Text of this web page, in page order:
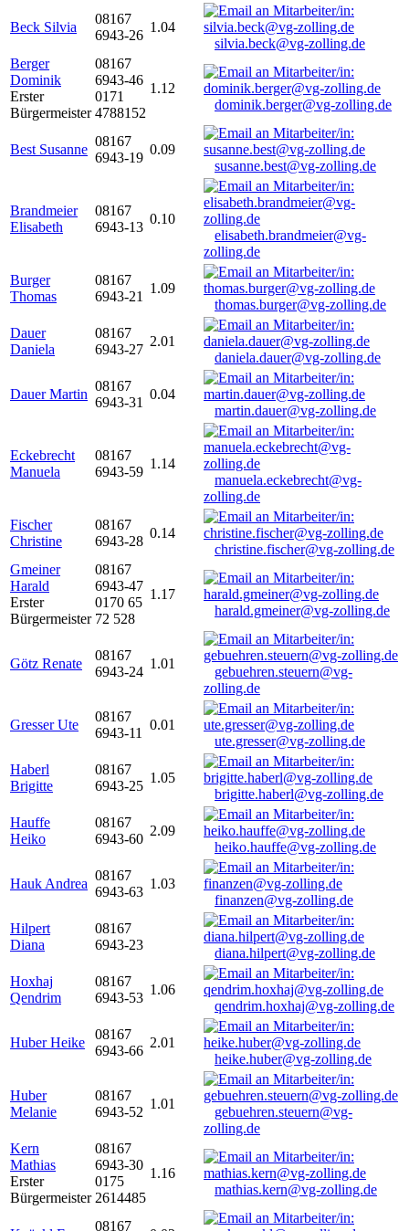
Beck Silvia
08167
6943-26
1.04
silvia.beck@vg-zolling.de
Berger
Dominik
Erster
Bürgermeister
08167
6943-46
0171
4788152
1.12
dominik.berger@vg-zolling.de
Best Susanne
08167
6943-19
0.09
susanne.best@vg-zolling.de
Brandmeier
Elisabeth
08167
6943-13
0.10
elisabeth.brandmeier@vg-
zolling.de
Burger
Thomas
08167
6943-21
1.09
thomas.burger@vg-zolling.de
Dauer
Daniela
08167
6943-27
2.01
daniela.dauer@vg-zolling.de
Dauer Martin
08167
6943-31
0.04
martin.dauer@vg-zolling.de
Eckebrecht
Manuela
08167
6943-59
1.14
manuela.eckebrecht@vg-
zolling.de
Fischer
Christine
08167
6943-28
0.14
christine.fischer@vg-zolling.de
Gmeiner
Harald
Erster
Bürgermeister
08167
6943-47
0170 65
72 528
1.17
harald.gmeiner@vg-zolling.de
Götz Renate
08167
6943-24
1.01
gebuehren.steuern@vg-
zolling.de
Gresser Ute
08167
6943-11
0.01
ute.gresser@vg-zolling.de
Haberl
Brigitte
08167
6943-25
1.05
brigitte.haberl@vg-zolling.de
Hauffe
Heiko
08167
6943-60
2.09
heiko.hauffe@vg-zolling.de
Hauk Andrea
08167
6943-63
1.03
finanzen@vg-zolling.de
Hilpert
Diana
08167
6943-23
diana.hilpert@vg-zolling.de
Hoxhaj
Qendrim
08167
6943-53
1.06
qendrim.hoxhaj@vg-zolling.de
Huber Heike
08167
6943-66
2.01
heike.huber@vg-zolling.de
Huber
Melanie
08167
6943-52
1.01
gebuehren.steuern@vg-
zolling.de
Kern
Mathias
Erster
Bürgermeister
08167
6943-30
0175
2614485
1.16
mathias.kern@vg-zolling.de
08167